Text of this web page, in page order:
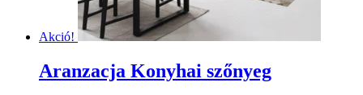
Akció!
Aranzacja Konyhai szőnyeg